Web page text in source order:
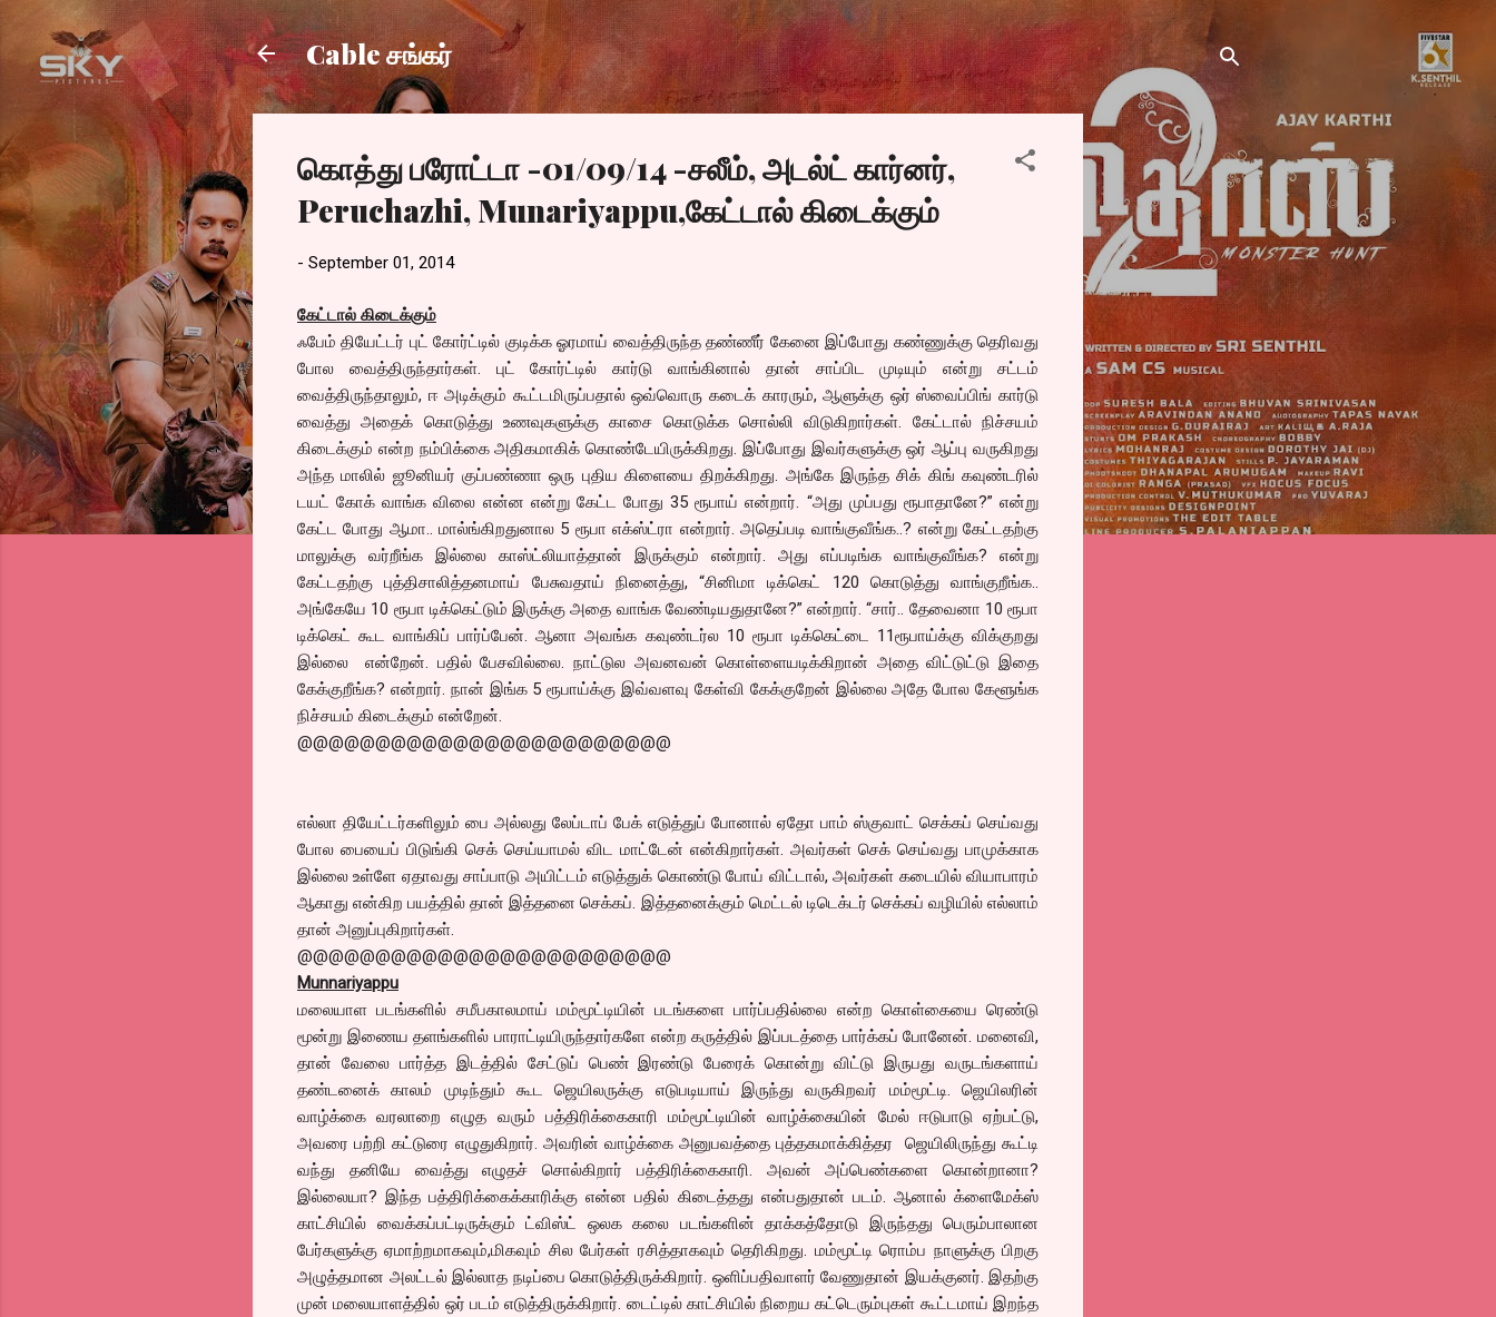
Skip to main content
Cable சங்கர்
கொத்து பரோட்டா -01/09/14 -சலீம், அடல்ட் கார்னர்,
Peruchazhi, Munariyappu,கேட்டால் கிடைக்கும்
- September 01, 2014
கேட்டால் கிடைக்கும்
ஃபேம் தியேட்டர் புட் கோர்ட்டில் குடிக்க ஓரமாய் வைத்திருந்த தண்ணீர் கேனை இப்போது கண்ணுக்கு தெரிவது
போல வைத்திருந்தார்கள். புட் கோர்ட்டில் கார்டு வாங்கினால் தான் சாப்பிட முடியும் என்று சட்டம்
வைத்திருந்தாலும், ஈ அடிக்கும் கூட்டமிருப்பதால் ஒவ்வொரு கடைக் காரரும், ஆளுக்கு ஒர் ஸ்வைப்பிங் கார்டு
வைத்து அதைக் கொடுத்து உணவுகளுக்கு காசை கொடுக்க சொல்லி விடுகிறார்கள். கேட்டால் நிச்சயம்
கிடைக்கும் என்ற நம்பிக்கை அதிகமாகிக் கொண்டேயிருக்கிறது. இப்போது இவர்களுக்கு ஒர் ஆப்பு வருகிறது
அந்த மாலில் ஜூனியர் குப்பண்ணா ஒரு புதிய கிளையை திறக்கிறது. அங்கே இருந்த சிக் கிங் கவுண்டரில்
டயட் கோக் வாங்க விலை என்ன என்று கேட்ட போது 35 ரூபாய் என்றார். “அது முப்பது ரூபாதானே?” என்று
கேட்ட போது ஆமா.. மால்ங்கிறதுனால 5 ரூபா எக்ஸ்ட்ரா என்றார். அதெப்படி வாங்குவீங்க..? என்று கேட்டதற்கு
மாலுக்கு வர்றீங்க இல்லை காஸ்ட்லியாத்தான் இருக்கும் என்றார். அது எப்படிங்க வாங்குவீங்க? என்று
கேட்டதற்கு புத்திசாலித்தனமாய் பேசுவதாய் நினைத்து, “சினிமா டிக்கெட் 120 கொடுத்து வாங்குறீங்க..
அங்கேயே 10 ரூபா டிக்கெட்டும் இருக்கு அதை வாங்க வேண்டியதுதானே?” என்றார். “சார்.. தேவைனா 10 ரூபா
டிக்கெட் கூட வாங்கிப் பார்ப்பேன். ஆனா அவங்க கவுண்டர்ல 10 ரூபா டிக்கெட்டை 11ரூபாய்க்கு விக்குறது
இல்லை என்றேன். பதில் பேசவில்லை. நாட்டுல அவனவன் கொள்ளையடிக்கிறான் அதை விட்டுட்டு இதை
கேக்குறீங்க? என்றார். நான் இங்க 5 ரூபாய்க்கு இவ்வளவு கேள்வி கேக்குறேன் இல்லை அதே போல கேளூங்க
நிச்சயம் கிடைக்கும் என்றேன்.
@@@@@@@@@@@@@@@@@@@@@@@@
எல்லா தியேட்டர்களிலும் பை அல்லது லேப்டாப் பேக் எடுத்துப் போனால் ஏதோ பாம் ஸ்குவாட் செக்கப் செய்வது
போல பையைப் பிடுங்கி செக் செய்யாமல் விட மாட்டேன் என்கிறார்கள். அவர்கள் செக் செய்வது பாமுக்காக
இல்லை உள்ளே ஏதாவது சாப்பாடு அயிட்டம் எடுத்துக் கொண்டு போய் விட்டால், அவர்கள் கடையில் வியாபாரம்
ஆகாது என்கிற பயத்தில் தான் இத்தனை செக்கப். இத்தனைக்கும் மெட்டல் டிடெக்டர் செக்கப் வழியில் எல்லாம்
தான் அனுப்புகிறார்கள்.
@@@@@@@@@@@@@@@@@@@@@@@@
Munnariyappu
மலையாள படங்களில் சமீபகாலமாய் மம்மூட்டியின் படங்களை பார்ப்பதில்லை என்ற கொள்கையை ரெண்டு
மூன்று இணைய தளங்களில் பாராட்டியிருந்தார்களே என்ற கருத்தில் இப்படத்தை பார்க்கப் போனேன். மனைவி,
தான் வேலை பார்த்த இடத்தில் சேட்டுப் பெண் இரண்டு பேரைக் கொன்று விட்டு இருபது வருடங்களாய்
தண்டனைக் காலம் முடிந்தும் கூட ஜெயிலருக்கு எடுபடியாய் இருந்து வருகிறவர் மம்மூட்டி. ஜெயிலரின்
வாழ்க்கை வரலாறை எழுத வரும் பத்திரிக்கைகாரி மம்மூட்டியின் வாழ்க்கையின் மேல் ஈடுபாடு ஏற்பட்டு,
அவரை பற்றி கட்டுரை எழுதுகிறார். அவரின் வாழ்க்கை அனுபவத்தை புத்தகமாக்கித்தர ஜெயிலிருந்து கூட்டி
வந்து தனியே வைத்து எழுதச் சொல்கிறார் பத்திரிக்கைகாரி. அவன் அப்பெண்களை கொன்றானா?
இல்லையா? இந்த பத்திரிக்கைக்காரிக்கு என்ன பதில் கிடைத்தது என்பதுதான் படம். ஆனால் க்ளைமேக்ஸ்
காட்சியில் வைக்கப்பட்டிருக்கும் ட்விஸ்ட் ஒலக கலை படங்களின் தாக்கத்தோடு இருந்தது பெரும்பாலான
பேர்களுக்கு ஏமாற்றமாகவும்,மிகவும் சில பேர்கள் ரசித்தாகவும் தெரிகிறது. மம்மூட்டி ரொம்ப நாளுக்கு பிறகு
அழுத்தமான அலட்டல் இல்லாத நடிப்பை கொடுத்திருக்கிறார். ஒளிப்பதிவாளர் வேணுதான் இயக்குனர். இதற்கு
முன் மலையாளத்தில் ஒர் படம் எடுத்திருக்கிறார். டைட்டில் காட்சியில் நிறைய கட்டெரும்புகள் கூட்டமாய் இறந்த